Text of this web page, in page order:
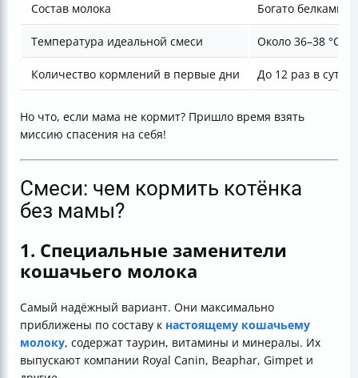
Состав молока Богато белками,
Температура идеальной смеси Около 36–38 °C
Количество кормлений в первые дни До 12 раз в
Но что, если мама не кормит? Пришло время взять
миссию спасения на себя!
Смеси: чем кормить котёнка
без мамы?
1. Специальные заменители
кошачьего молока
Самый надёжный вариант. Они максимально
приближены по составу к настоящему кошачьему
молоку, содержат таурин, витамины и минералы. Их
выпускают компании Royal Canin, Beaphar, Gimpet и